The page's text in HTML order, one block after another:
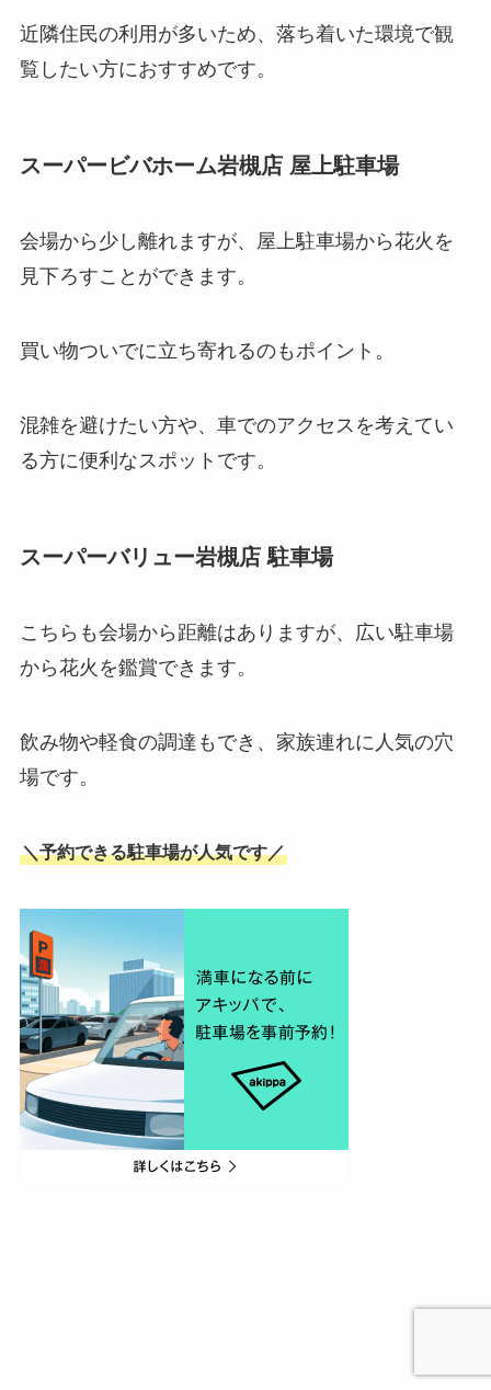
近隣住民の利用が多いため、落ち着いた環境で観
覧したい方におすすめです。
スーパービバホーム岩槻店 屋上駐車場
会場から少し離れますが、屋上駐車場から花火を
見下ろすことができます。
買い物ついでに立ち寄れるのもポイント。
混雑を避けたい方や、車でのアクセスを考えてい
る方に便利なスポットです。
スーパーバリュー岩槻店 駐車場
こちらも会場から距離はありますが、広い駐車場
から花火を鑑賞できます。
飲み物や軽食の調達もでき、家族連れに人気の穴
場です。
＼予約できる駐車場が人気です／